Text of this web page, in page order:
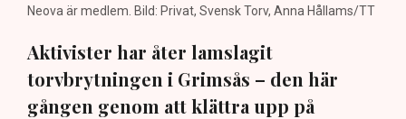
Neova är medlem. Bild: Privat, Svensk Torv, Anna Hållams/TT
Aktivister har åter lamslagit
torvbrytningen i Grimsås – den här
gången genom att klättra upp på